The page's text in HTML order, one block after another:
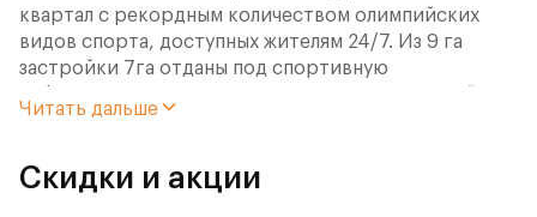
квартал с рекордным количеством олимпийских
видов спорта, доступных жителям 24/7. Из 9 га
застройки 7га отданы под спортивную
спортивно-оздоровительного кластера юности и
- Ледовая арена для хоккея и фигурного катания,
Читать дальше
Скидки и акции